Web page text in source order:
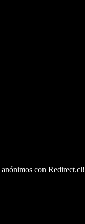
con Redirect.cl!